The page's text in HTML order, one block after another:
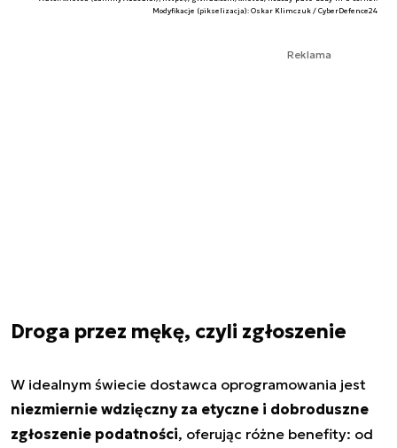
Modyfikacje (pikselizacja): Oskar Klimczuk / CyberDefence24
Reklama
Droga przez mękę, czyli zgłoszenie
W idealnym świecie dostawca oprogramowania jest
niezmiernie wdzięczny za etyczne i dobroduszne
zgłoszenie podatności, oferując różne benefity: od